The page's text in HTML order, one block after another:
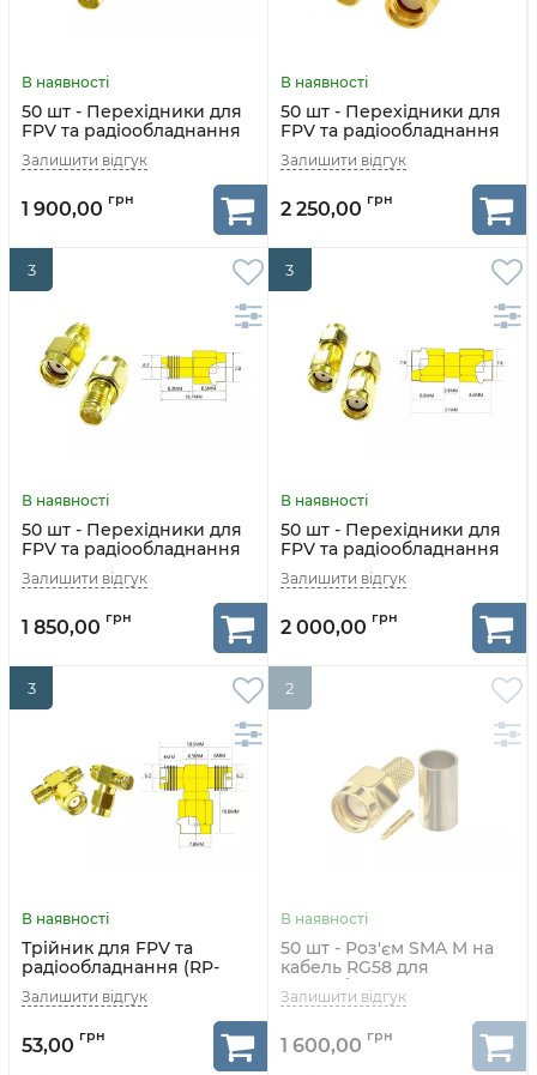
50 шт - Перехідники для
FPV та радіообладнання
(SMA M - RP-SMA F
прямий)
1 900,00
50 шт - Перехідники для
FPV та радіообладнання
(RP-SMA M - RP-SMA F
кутовий 90°)
2 250,00
3
50 шт - Перехідники для
FPV та радіообладнання
(RP-SMA M - RP-SMA F
прямий)
1 850,00
3
50 шт - Перехідники для
FPV та радіообладнання
(RP-SMA M - RP-SMA M
прямий)
2 000,00
3
Трійник для FPV та
радіообладнання (RP-
SMA F - RP-SMA M - RP-
SMA F)
53,00
2
50 шт - Роз'єм SMA M на
кабель RG58 для
радіообладнання
1 600,00